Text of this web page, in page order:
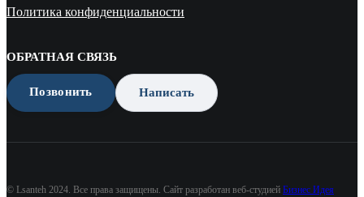
Политика конфиденциальности
ОБРАТНАЯ СВЯЗЬ
Позвонить Написать
© Lsanteh 2024. Все права защищены. Сайт разработан веб-студией Бизнес Идея